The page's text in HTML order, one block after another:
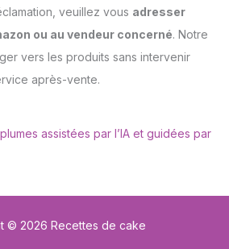
veuillez vous adresser
ou au vendeur concerné. Notre
vers les produits sans intervenir
après-vente.
assistées par l’IA et guidées par
© 2026 Recettes de cake